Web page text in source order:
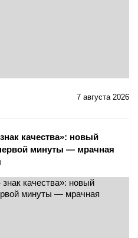
7 августа 2026
качества»: новый
минуты — мрачная